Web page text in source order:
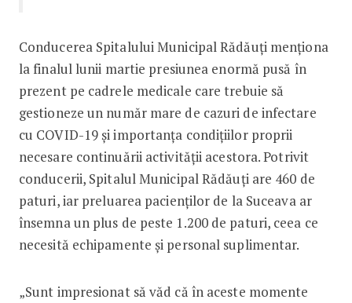
Conducerea Spitalului Municipal Rădăuţi menționa
la finalul lunii martie presiunea enormă pusă în
prezent pe cadrele medicale care trebuie să
gestioneze un număr mare de cazuri de infectare
cu COVID-19 și importanța condițiilor proprii
necesare continuării activității acestora. Potrivit
conducerii, Spitalul Municipal Rădăuţi are 460 de
paturi, iar preluarea pacienţilor de la Suceava ar
însemna un plus de peste 1.200 de paturi, ceea ce
necesită echipamente și personal suplimentar.
„Sunt impresionat să văd că în aceste momente